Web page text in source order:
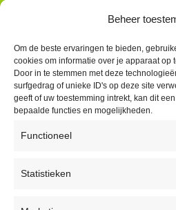
Beheer
Om de beste ervaringen te bieden,
cookies om informatie over je apparaat op
Door in te stemmen met deze
surfgedrag of unieke ID's op deze site
geeft of uw toestemming intrekt, kan dit
bepaalde functies en mogelijkheden.
Functioneel
Statistieken
Peter Vergroesen